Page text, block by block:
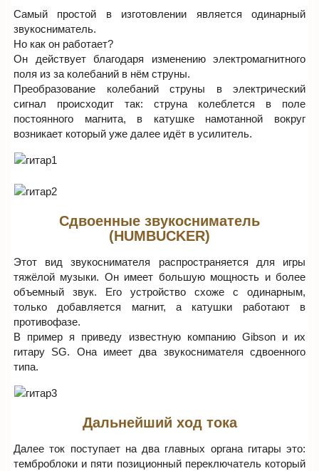
Самый простой в изготовлении является одинарный
звукосниматель.
Но как он работает?
Он действует благодаря изменению электромагнитного
поля из за колебаний в нём струны.
Преобразование колебаний струны в электрический
сигнал происходит так: струна колеблется в поле
постоянного магнита, в катушке намотанной вокруг
возникает который уже далее идёт в усилитель.
Сдвоенные звукосниматель
(HUMBUCKER)
Этот вид звукоснимателя распространяется для игры
тяжёлой музыки. Он имеет большую мощность и более
объемный звук. Его устройство схоже с одинарным,
только добавляется магнит, а катушки работают в
противофазе.
В пример я приведу известную компанию Gibson и их
гитару SG. Она имеет два звукоснимателя сдвоенного
типа.
Дальнейший ход тока
Далее ток поступает на два главных органа гитары это:
темброблоки и пяти позиционный переключатель который